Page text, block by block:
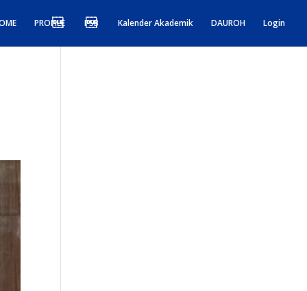
PROFILE PSB Kalender Akademik DAUROH Login